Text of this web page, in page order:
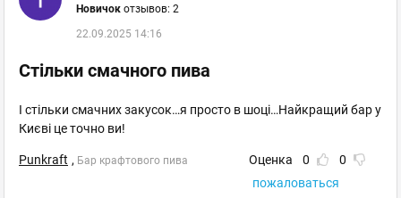
Новичок отзывов: 2
22.09.2025 14:16
Стільки смачного пива
І стільки смачних закусок…я просто в шоці…Найкращий бар у
Києві це точно ви!
Punkraft , Бар крафтового пива Оценка 0
0
пожаловаться